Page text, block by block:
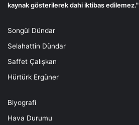
kaynak gösterilerek dahi iktibas edilemez."
Songül Dündar
Selahattin Dündar
Saffet Çalışkan
Hürtürk Ergüner
Biyografi
Hava Durumu